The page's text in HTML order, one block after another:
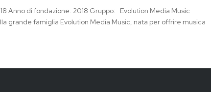
Anno di fondazione: 2018 Gruppo: Evolution Media Music
grande famiglia Evolution Media Music, nata per offrire musica